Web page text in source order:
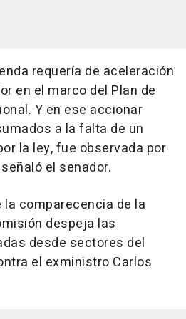
requería de aceleración
en el marco del Plan de
Y en ese accionar
a la falta de un
la ley, fue observada por
el senador.
comparecencia de la
despeja las
desde sectores del
el exministro Carlos